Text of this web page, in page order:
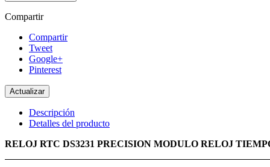
Compartir
Compartir
Tweet
Google+
Pinterest
Descripción
Detalles del producto
RELOJ RTC DS3231 PRECISION MODULO RELOJ